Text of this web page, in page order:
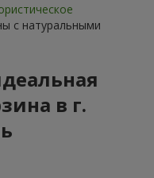
с натуральными
в г.